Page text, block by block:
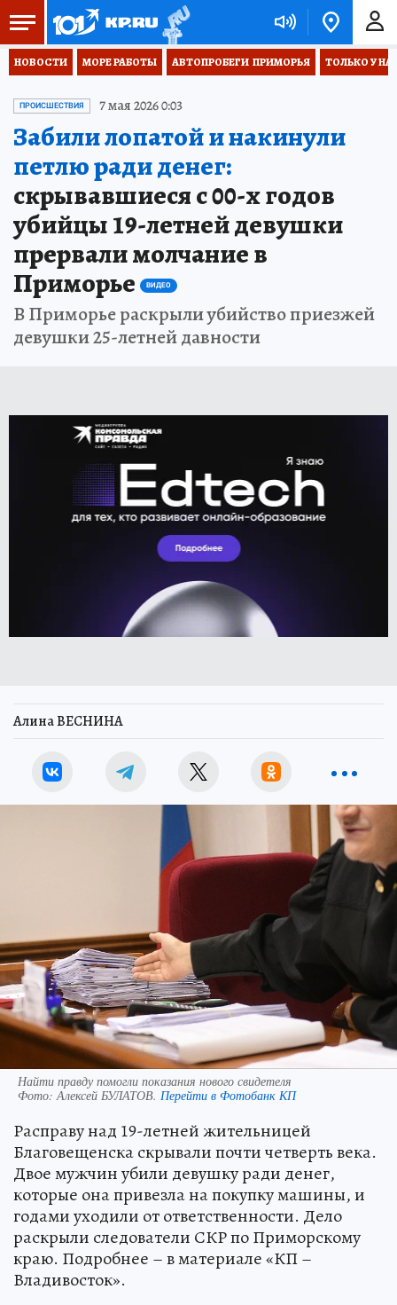
НОВОСТИ МОРЕ РАБОТЫ АВТОПРОБЕГИ  ПРИМОРЬЯ ТОЛЬКО У
ПРОИСШЕСТВИЯ 7 мая 2026 0:03
Забили лопатой и накинули
петлю ради денег:
скрывавшиеся с 00-х годов
убийцы 19-летней девушки
прервали молчание в
Приморье
ВИДЕО
В Приморье раскрыли убийство приезжей
девушки 25-летней давности
Алина ВЕСНИНА
Найти правду помогли показания нового свидетеля
Фото: Алексей БУЛАТОВ. Перейти в Фотобанк КП
Расправу над 19-летней жительницей
Благовещенска скрывали почти четверть века.
Двое мужчин убили девушку ради денег,
которые она привезла на покупку машины, и
годами уходили от ответственности. Дело
раскрыли следователи СКР по Приморскому
краю. Подробнее – в материале «КП –
Владивосток».